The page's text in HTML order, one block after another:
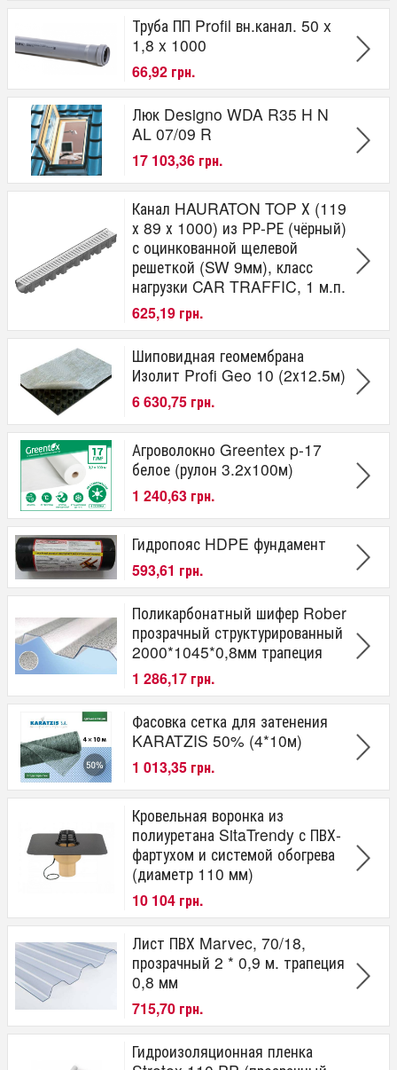
Труба ПП Profil вн.канал. 50 x
1,8 x 1000
66,92 грн.
Люк Designo WDA R35 H N
AL 07/09 R
17 103,36 грн.
Канал HAURATON TOP Х (119
х 89 х 1000) из PР-PЕ (чёрный)
с оцинкованной щелевой
решеткой (SW 9мм), класс
нагрузки CAR TRAFFIC, 1 м.п.
625,19 грн.
Шиповидная геомембрана
Изолит Profi Geo 10 (2х12.5м)
6 630,75 грн.
Агроволокно Greentex p-17
белое (рулон 3.2x100м)
1 240,63 грн.
Гидропояс HDPE фундамент
593,61 грн.
Поликарбонатный шифер Rober
прозрачный структурированный
2000*1045*0,8мм трапеция
1 286,17 грн.
Фасовка сетка для затенения
KARATZIS 50% (4*10м)
1 013,35 грн.
Кровельная воронка из
полиуретана SitaTrendy с ПВХ-
фартухом и системой обогрева
(диаметр 110 мм)
10 104 грн.
Лист ПВХ Marvec, 70/18,
прозрачный 2 * 0,9 м. трапеция
0,8 мм
715,70 грн.
Гидроизоляционная пленка